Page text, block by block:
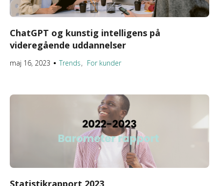
ChatGPT og kunstig intelligens på
videregående uddannelser
maj 16, 2023 ●Trends For kunder
Statistikrapport 2023